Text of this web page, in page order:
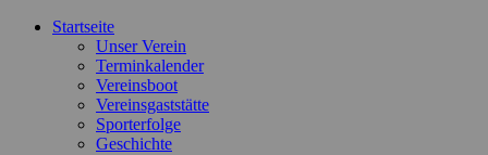
Startseite
Unser Verein
Terminkalender
Vereinsboot
Vereinsgaststätte
Sporterfolge
Geschichte